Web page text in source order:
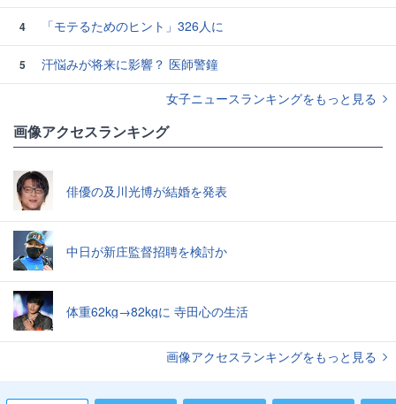
4 「モテるためのヒント」326人に
5
汗悩みが将来に影響？ 医師警鐘
女子ニュースランキングをもっと見る
画像アクセスランキング
俳優の及川光博が結婚を発表
中日が新庄監督招聘を検討か
体重62kg→82kgに 寺田心の生活
画像アクセスランキングをもっと見る